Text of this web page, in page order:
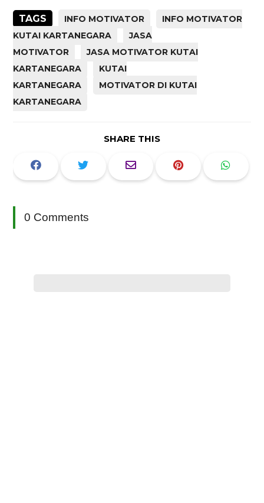
TAGS INFO MOTIVATOR
INFO MOTIVATOR
KUTAI KARTANEGARA
JASA
MOTIVATOR
JASA MOTIVATOR KUTAI
KARTANEGARA
KUTAI
KARTANEGARA
MOTIVATOR DI KUTAI
KARTANEGARA
SHARE THIS
0 Comments